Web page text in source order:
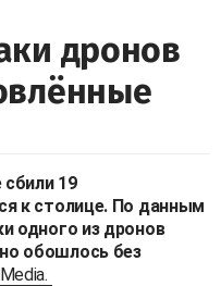
дронов
19
к столице. По данным
одного из дронов
обошлось без